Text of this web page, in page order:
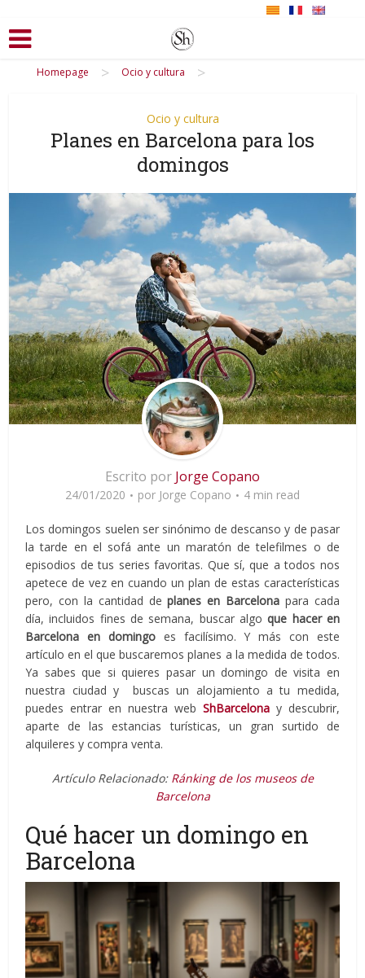
Homepage > Ocio y cultura >
Ocio y cultura
Planes en Barcelona para los
domingos
Escrito por Jorge Copano
24/01/2020 por Jorge Copano 4 min read
Los domingos suelen ser sinónimo de descanso y de pasar
la tarde en el sofá ante un maratón de telefilmes o de
episodios de tus series favoritas. Que sí, que a todos nos
apetece de vez en cuando un plan de estas características
pero, con la cantidad deplanes en Barcelona para cada
día, incluidos fines de semana, buscar algoque hacer en
Barcelona en domingo es facilísimo. Y más con este
artículo en el que buscaremos planes a la medida de todos.
Ya sabes que si quieres pasar un domingo de visita en
nuestra ciudad y buscas un alojamiento a tu medida,
puedes entrar en nuestra web ShBarcelona y descubrir,
aparte de las estancias turísticas, un gran surtido de
alquileres y compra venta.
Artículo Relacionado: Ránking de los museos de
Barcelona
Qué hacer un domingo en
Barcelona